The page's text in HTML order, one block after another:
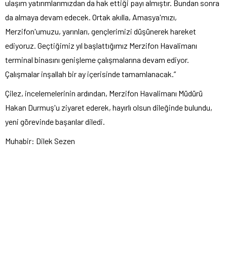
ulaşım yatırımlarımızdan da hak ettiği payı almıştır. Bundan sonra
da almaya devam edecek. Ortak akılla, Amasya'mızı,
Merzifon'umuzu, yarınları, gençlerimizi düşünerek hareket
ediyoruz. Geçtiğimiz yıl başlattığımız Merzifon Havalimanı
terminal binasını genişleme çalışmalarına devam ediyor.
Çalışmalar inşallah bir ay içerisinde tamamlanacak.”
Çilez, incelemelerinin ardından, Merzifon Havalimanı Müdürü
Hakan Durmuş'u ziyaret ederek, hayırlı olsun dileğinde bulundu,
yeni görevinde başarılar diledi.
Muhabir: Dilek Sezen